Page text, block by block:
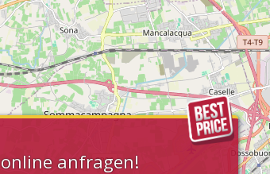
online anfragen!